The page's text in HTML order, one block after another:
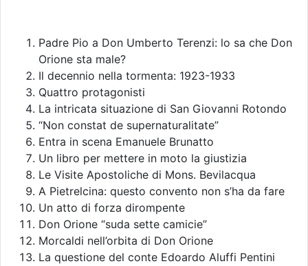
Padre Pio a Don Umberto Terenzi: lo sa che Don
Orione sta male?
Il decennio nella tormenta: 1923-1933
Quattro protagonisti
La intricata situazione di San Giovanni Rotondo
“Non constat de supernaturalitate”
Entra in scena Emanuele Brunatto
Un libro per mettere in moto la giustizia
Le Visite Apostoliche di Mons. Bevilacqua
A Pietrelcina: questo convento non s’ha da fare
Un atto di forza dirompente
Don Orione “suda sette camicie”
Morcaldi nell’orbita di Don Orione
La questione del conte Edoardo Aluffi Pentini